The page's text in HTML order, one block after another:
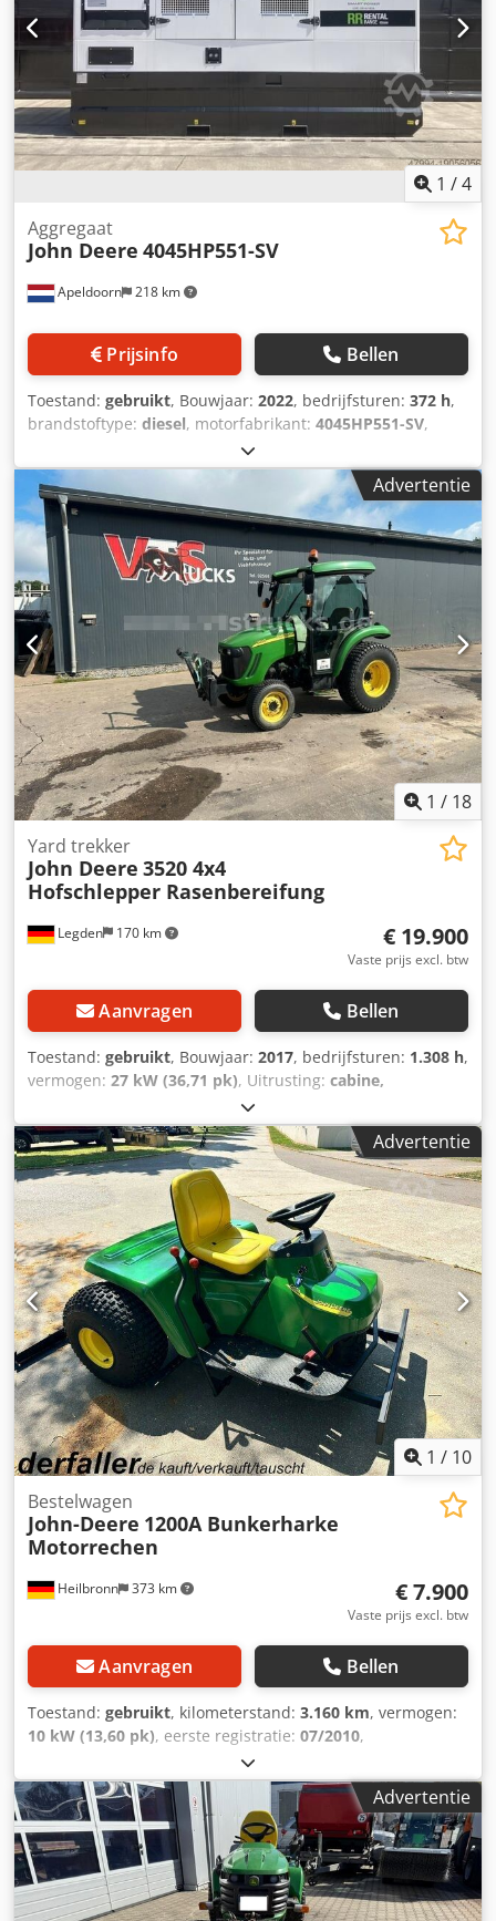
1 /4
Apeldoorn 218 km
Aggregaat
John Deere 4045HP551-SV
Prijsinfo Bellen
Toestand: gebruikt, Bouwjaar: 2022, bedrijfsturen: 372 h,
brandstoftype: diesel, motorfabrikant: 4045HP551-SV,
Toepassingsgebied: Bouw Dkjdpfx Adewgvq Ejrsr
Leeggewicht: 2.960 kg Generatorvermogen: 110 kVA
Laadruimtematen: 3640 x 1200 x 2295 cm
Watertankinhoud: 1.100 l Neem contact op met de
verkoopafdeling voor meer informatie. Meer dan 85 jaar
verkoopervaring in Nederland. Een deskundig team dat op
zoek gaat naar oplossingen op maat voor uw behoeften.
1.000 bedrijfsuren of 1 jaar garantie: optimale zekerheid.
24/7 bereikbaar. Snelle service. Grote voorraad, direct
leverbaar.
Advertentie
1 / 18
Legden 170 km
Yard trekker
John Deere 3520 4x4
Hofschlepper Rasenbereifung
€ 19.900
Vaste prijs excl. btw
Aanvragen Bellen
Toestand: gebruikt, Bouwjaar: 2017, bedrijfsturen: 1.308 h,
vermogen: 27 kW (36,71 pk), Uitrusting: cabine,
, * Fronthefinrichting *
Vierwielaandrijving * Gazongrondbanden * 1308 uur ----
Intern voertuignummer 10178-----Fouten en tussentijdse
verkoop voorbehouden WhatsApp-ondersteuning
beschikbaar! Djdpfxsxnvgao Adrekr Heeft u vragen over
het voertuig of wilt u meer informatie, stuur ons gerust
een bericht via WhatsApp. WhatsApp WhatsApp
Advertentie
1 / 10
Heilbronn 373 km
Bestelwagen
John-Deere 1200A Bunkerharke
Motorrechen
€ 7.900
Vaste prijs excl. btw
Aanvragen Bellen
Toestand: gebruikt, kilometerstand: 3.160 km, vermogen:
10 kW (13,60 pk), eerste registratie: 07/2010,
, kleur:
automatisch, ophanging:overig, aantal zitplaatsen:1,
bedrijfsturen:3.160 h , Benzine, automaat, 1 zitplaats, 10,1
kW, 401 cm³, bouwjaar ca. 2010, 3.160 bedrijfsuren. VOOR
ONS ZIJN DE STAAT EN HET GEVOEL BESLISSEND, DE PRIJS
IS VAN ONDERGESCHIKT BELANG. Voor verdere vragen
kunt u contact opnemen met de heer Faller via het
Advertentie